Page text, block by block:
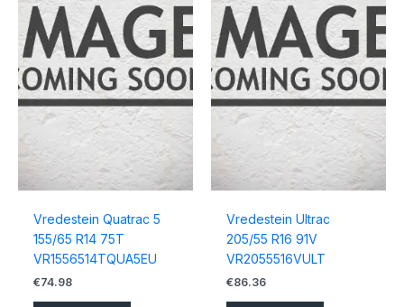
Vredestein Quatrac 5
155/65 R14 75T
VR1556514TQUA5EU
€74.98
Vredestein Ultrac
205/55 R16 91V
VR2055516VULT
€86.36